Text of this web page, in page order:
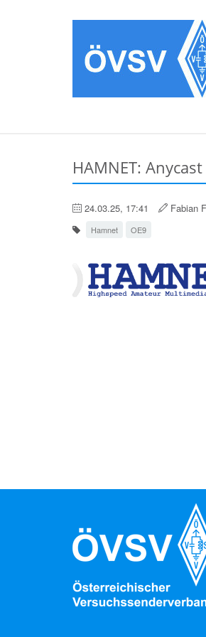
HAMNET:
24.03.25, 17:41 Fabian
Hamnet OE9